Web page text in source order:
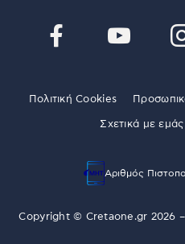
Πολιτική Cookies
Σχετικά με εμάς
Αριθμός
Copyright © Cretaone.gr 2026